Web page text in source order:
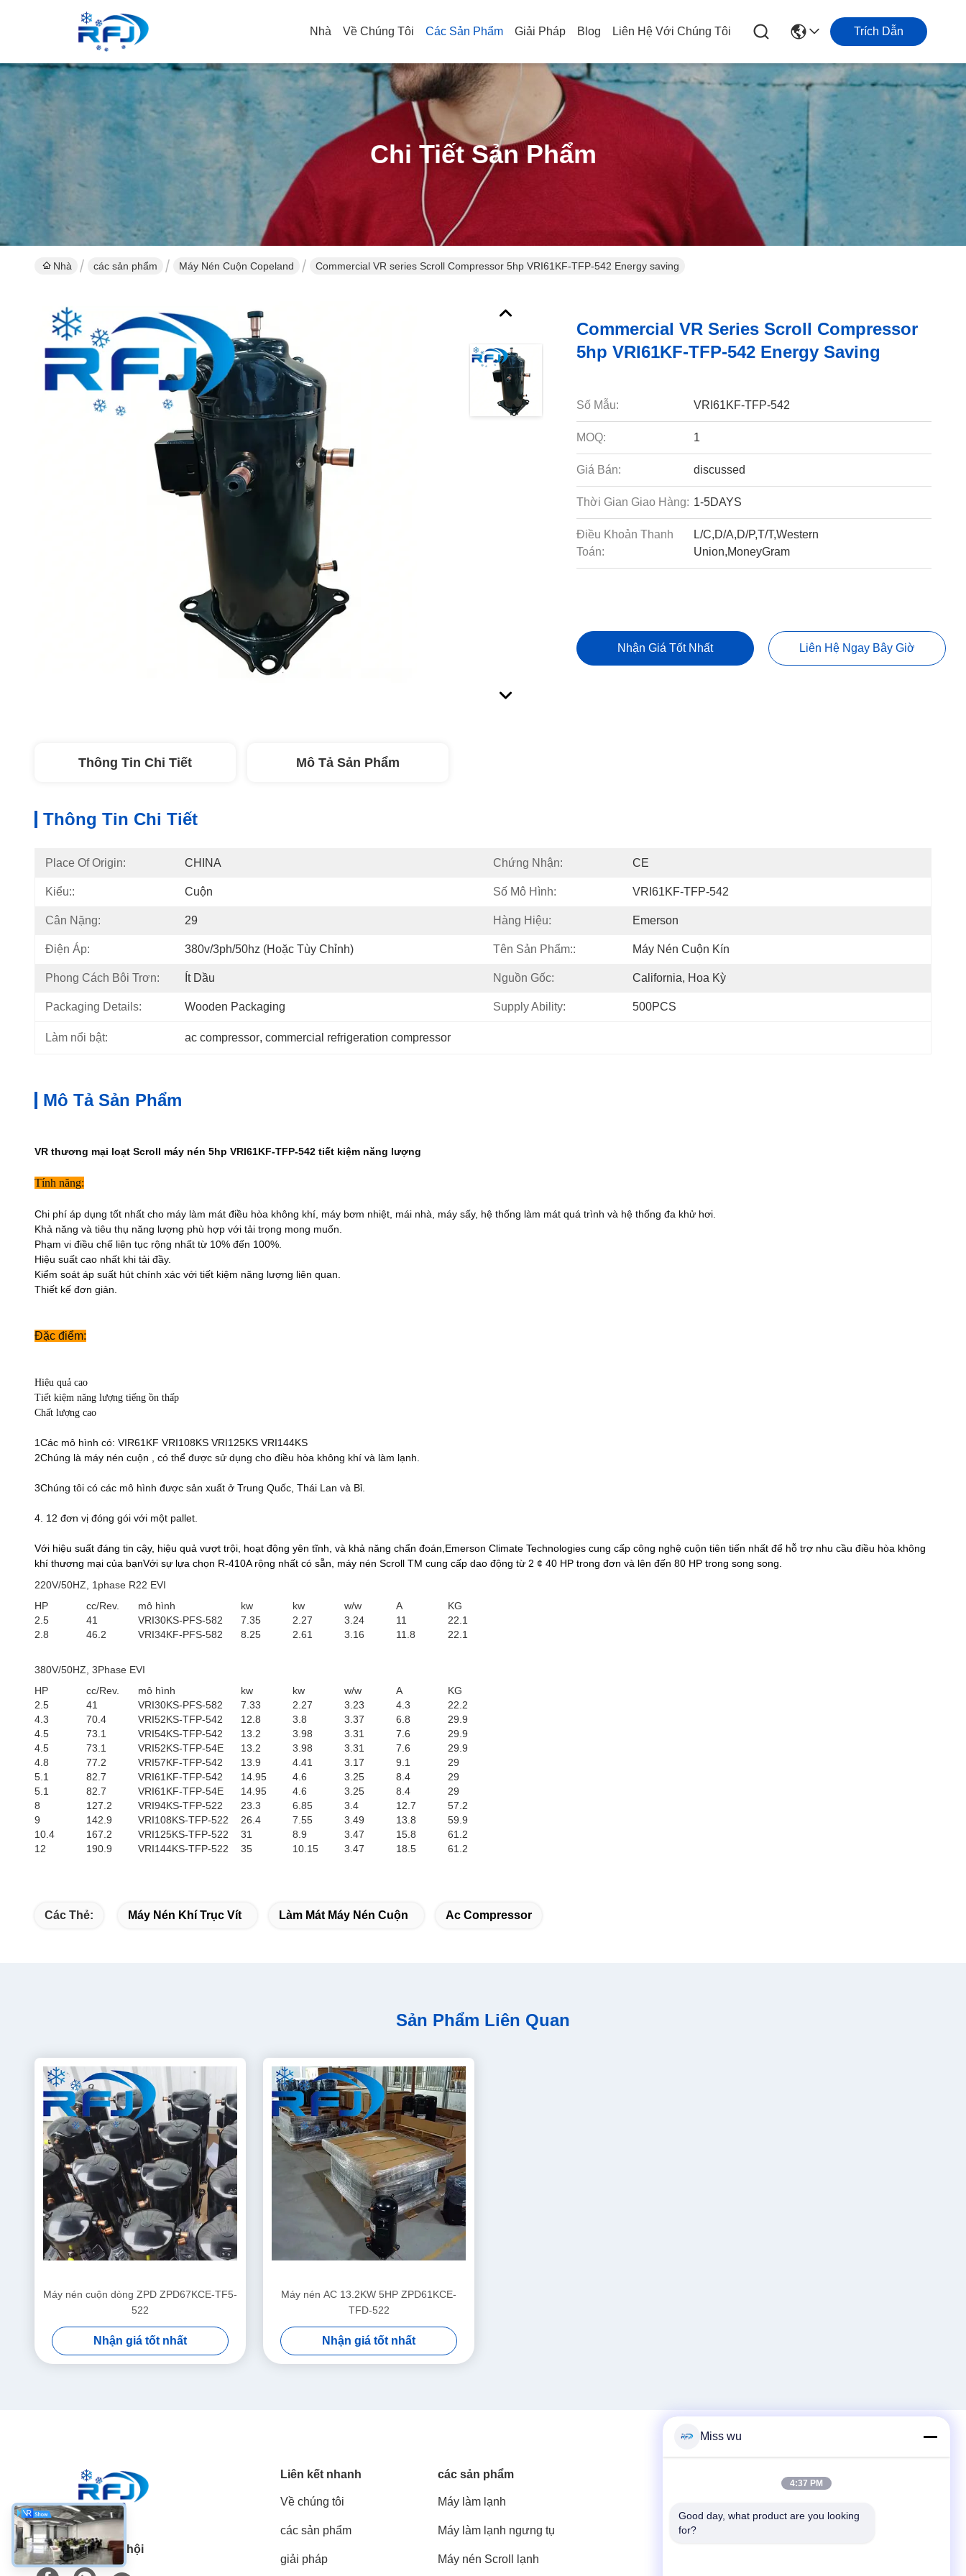
Nhà Về Chúng Tôi Các Sản Phẩm Giải Pháp Blog Liên Hệ Với Chúng Tôi Trích Dẫn
Chi Tiết Sản Phẩm
Nhà các sản phẩm Máy Nén Cuộn Copeland Commercial VR series Scroll Compressor 5hp VRI61KF-TFP-542 Energy saving
Commercial VR Series Scroll Compressor
5hp VRI61KF-TFP-542 Energy Saving
Số Mẫu: VRI61KF-TFP-542
MOQ: 1
Giá Bán: discussed
Thời Gian Giao Hàng: 1-5DAYS
Điều Khoản Thanh
Toán:
L/C,D/A,D/P,T/T,Western
Union,MoneyGram
Nhận Giá Tốt Nhất Liên Hệ Ngay Bây Giờ
Thông Tin Chi Tiết Mô Tả Sản Phẩm
Thông Tin Chi Tiết
Place Of Origin: CHINA Chứng Nhận: CE
Kiểu:: Cuộn Số Mô Hình: VRI61KF-TFP-542
Cân Nặng: 29 Hàng Hiệu: Emerson
Điện Áp: 380v/3ph/50hz (hoặc Tùy Chỉnh) Tên Sản Phẩm:: Máy Nén Cuộn Kín
Phong Cách Bôi Trơn: Ít Dầu Nguồn Gốc: California, Hoa Kỳ
Packaging Details: Wooden Packaging Supply Ability: 500PCS
Làm nổi bật: ac compressor, commercial refrigeration compressor
Mô Tả Sản Phẩm
VR thương mại loạt Scroll máy nén 5hp VRI61KF-TFP-542 tiết kiệm năng lượng
Tính năng:
Chi phí áp dụng tốt nhất cho máy làm mát điều hòa không khí, máy bơm nhiệt, mái nhà, máy sấy, hệ thống làm mát quá trình và hệ thống đa khử hơi.
Khả năng và tiêu thụ năng lượng phù hợp với tải trọng mong muốn.
Phạm vi điều chế liên tục rộng nhất từ 10% đến 100%.
Hiệu suất cao nhất khi tải đầy.
Kiểm soát áp suất hút chính xác với tiết kiệm năng lượng liên quan.
Thiết kế đơn giản.
Đặc điểm:
Hiệu quả cao
Tiết kiệm năng lượng tiếng ồn thấp
Chất lượng cao
1Các mô hình có: VIR61KF VRI108KS VRI125KS VRI144KS
2Chúng là máy nén cuộn , có thể được sử dụng cho điều hòa không khí và làm lạnh.
3Chúng tôi có các mô hình được sản xuất ở Trung Quốc, Thái Lan và Bỉ.
4. 12 đơn vị đóng gói với một pallet.
Với hiệu suất đáng tin cậy, hiệu quả vượt trội, hoạt động yên tĩnh, và khả năng chẩn đoán,Emerson Climate Technologies cung cấp công nghệ cuộn tiên tiến nhất để hỗ trợ nhu cầu điều hòa không
khí thương mại của bạnVới sự lựa chọn R-410A rộng nhất có sẵn, máy nén Scroll TM cung cấp dao động từ 2 ¢ 40 HP trong đơn và lên đến 80 HP trong song song.
220V/50HZ, 1phase R22 EVI
HP
cc/Rev. mô hình kw kw w/w A
KG
2.5
41 VRI30KS-PFS-582 7.35 2.27 3.24 11
22.1
2.8
46.2 VRI34KF-PFS-582 8.25 2.61 3.16 11.8 22.1
380V/50HZ, 3Phase EVI
HP
cc/Rev. mô hình kw kw w/w A
KG
2.5
41 VRI30KS-PFS-582 7.33 2.27 3.23 4.3
22.2
4.3
70.4 VRI52KS-TFP-542 12.8 3.8 3.37 6.8
29.9
4.5
73.1 VRI54KS-TFP-542 13.2 3.98 3.31 7.6
29.9
4.5
73.1 VRI52KS-TFP-54E 13.2 3.98 3.31 7.6
29.9
4.8
77.2 VRI57KF-TFP-542 13.9 4.41 3.17 9.1
29
5.1
82.7 VRI61KF-TFP-542 14.95 4.6 3.25 8.4
29
5.1
82.7 VRI61KF-TFP-54E 14.95 4.6 3.25 8.4
29
8
127.2 VRI94KS-TFP-522 23.3 6.85 3.4 12.7
57.2
9
142.9 VRI108KS-TFP-522 26.4 7.55 3.49 13.8
59.9
10.4
167.2 VRI125KS-TFP-522 31 8.9 3.47 15.8
61.2
12
190.9 VRI144KS-TFP-522 35 10.15 3.47 18.5 61.2
Các Thẻ: Máy Nén Khí Trục Vít Làm Mát Máy Nén Cuộn Ac Compressor
Sản Phẩm Liên Quan
Máy nén cuộn dòng ZPD ZPD67KCE-TF5-
522
Nhận giá tốt nhất
Máy nén AC 13.2KW 5HP ZPD61KCE-
TFD-522
Nhận giá tốt nhất
Truyền thông xã hội
Liên kết nhanh
Về chúng tôi
các sản phẩm
giải pháp
các sản phẩm
Máy làm lạnh
Máy làm lạnh ngưng tụ
Máy nén Scroll lạnh
86-0755-82153336
Miss wu
4:37 PM
Good day, what product are you looking
for?